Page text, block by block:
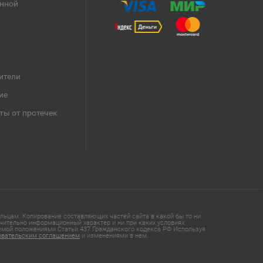
от протечек
Копирование составляющих частей сайта в какой бы то ни
информационный характер и ни при каких условиях
положениями Статьи 437 Гражданского кодекса РФ Используя
соглашением и изменениями в нем.